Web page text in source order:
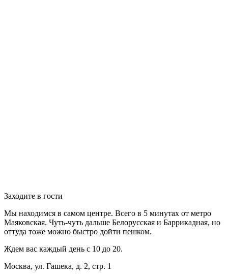
Заходите в гости
Мы находимся в самом центре. Всего в 5 минутах от метро
Маяковская. Чуть-чуть дальше Белорусская и Баррикадная, но
оттуда тоже можно быстро дойти пешком.
Ждем вас каждый день с 10 до 20.
Москва, ул. Гашека, д. 2, стр. 1